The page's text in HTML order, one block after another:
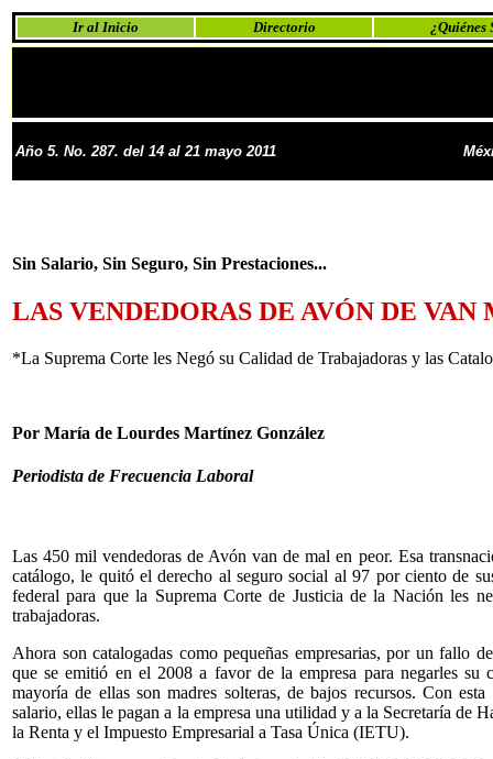
Ir al Inicio Directorio ¿Quiénes
Año 5. No. 287. del 14 al 21 mayo 2011
Sin Salario, Sin Seguro, Sin Prestaciones...
LAS VENDEDORAS DE AVÓN DE VAN
*La Suprema Corte les Negó su Calidad de Trabajadoras y las
Por María de Lourdes Martínez González
Periodista de Frecuencia Laboral
Las 450 mil vendedoras de Avón van de mal en peor. Esa
catálogo, le quitó el derecho al seguro social al 97 por ciento de
federal para que la Suprema Corte de Justicia de la Nación les
trabajadoras.
Ahora son catalogadas como pequeñas empresarias, por un fallo
que se emitió en el 2008 a favor de la empresa para negarles su
mayoría de ellas son madres solteras, de bajos recursos. Con
salario, ellas le pagan a la empresa una utilidad y a la Secretaría de
la Renta y el Impuesto Empresarial a Tasa Única (IETU).